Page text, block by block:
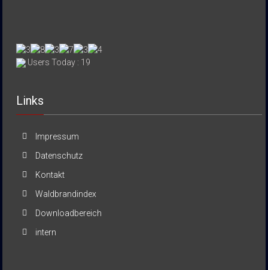
Users Today : 19
Links
Impressum
Datenschutz
Kontakt
Waldbrandindex
Downloadbereich
intern